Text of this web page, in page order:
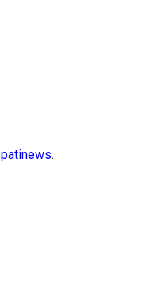
patinews.